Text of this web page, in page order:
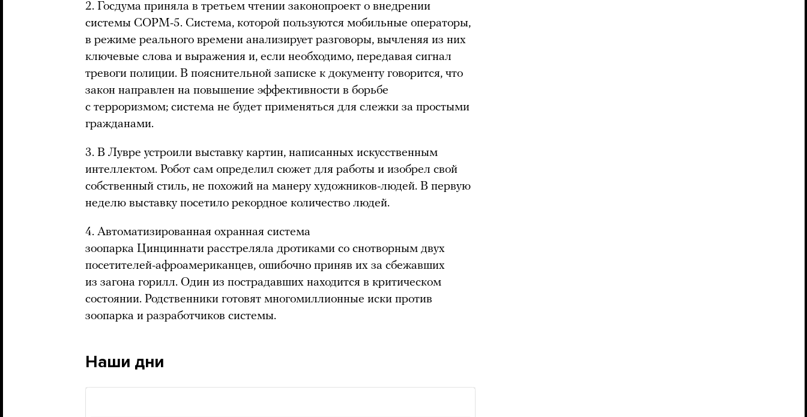
2. Госдума приняла в третьем чтении законопроект о внедрении
системы СОРМ-5. Система, которой пользуются мобильные операторы,
в режиме реального времени анализирует разговоры, вычленяя из них
ключевые слова и выражения и, если необходимо, передавая сигнал
тревоги полиции. В пояснительной записке к документу говорится, что
закон направлен на повышение эффективности в борьбе
с терроризмом; система не будет применяться для слежки за простыми
гражданами.
3. В Лувре устроили выставку картин, написанных искусственным
интеллектом. Робот сам определил сюжет для работы и изобрел свой
собственный стиль, не похожий на манеру художников-людей. В первую
неделю выставку посетило рекордное количество людей.
4. Автоматизированная охранная система
зоопарка Цинциннати расстреляла дротиками со снотворным двух
посетителей-афроамериканцев, ошибочно приняв их за сбежавших
из загона горилл. Один из пострадавших находится в критическом
состоянии. Родственники готовят многомиллионные иски против
зоопарка и разработчиков системы.
Наши дни